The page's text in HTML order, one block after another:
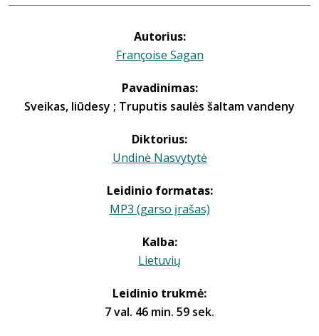
Autorius:
Françoise Sagan
Pavadinimas:
Sveikas, liūdesy ; Truputis saulės šaltam vandeny
Diktorius:
Undinė Nasvytytė
Leidinio formatas:
MP3 (garso įrašas)
Kalba:
Lietuvių
Leidinio trukmė:
7 val. 46 min. 59 sek.